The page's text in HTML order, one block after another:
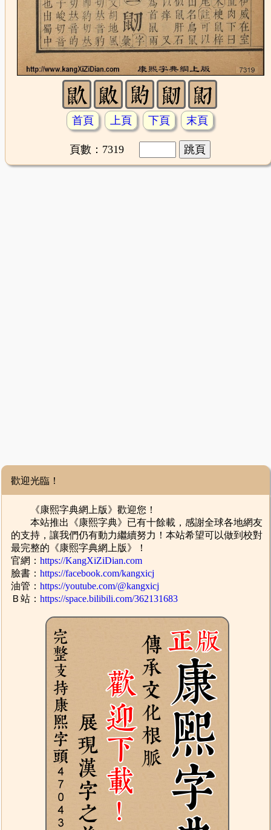
首頁 上頁 下頁 末頁
頁數：7319
歡迎光臨！
《康熙字典網上版》歡迎您！
本站推出《康熙字典》已有十餘載，感謝全球各地網友
的支持，讓我們仍有動力繼續努力！本站希望可以做到校對
最完整的《康熙字典網上版》！
官網：https://KangXiZiDian.com
臉書：https://facebook.com/kangxicj
油管：https://youtube.com/@kangxicj
Ｂ站：https://space.bilibili.com/362131683